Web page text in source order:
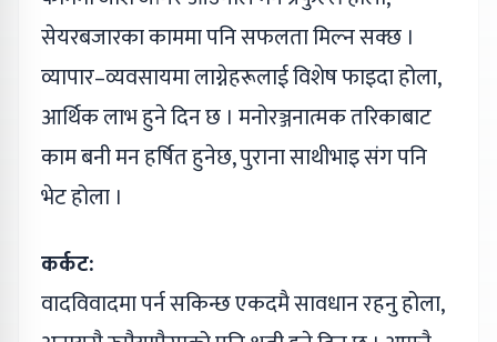
सेयरबजारका काममा पनि सफलता मिल्न सक्छ ।
व्यापार–व्यवसायमा लाग्नेहरूलाई विशेष फाइदा होला,
आर्थिक लाभ हुने दिन छ । मनोरञ्जनात्मक तरिकाबाट
काम बनी मन हर्षित हुनेछ, पुराना साथीभाइ संग पनि
भेट होला ।
कर्कट:
वादविवादमा पर्न सकिन्छ एकदमै सावधान रहनु होला,